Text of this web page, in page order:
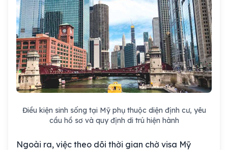
Điều kiện sinh sống tại Mỹ phụ thuộc diện định cư, yêu
cầu hồ sơ và quy định di trú hiện hành
Ngoài ra, việc theo dõi thời gian chờ visa Mỹ